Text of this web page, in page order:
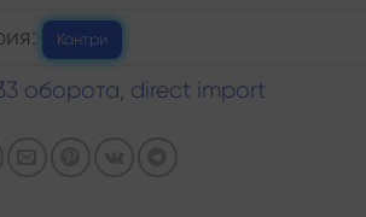
Кантри
оборота, direct import